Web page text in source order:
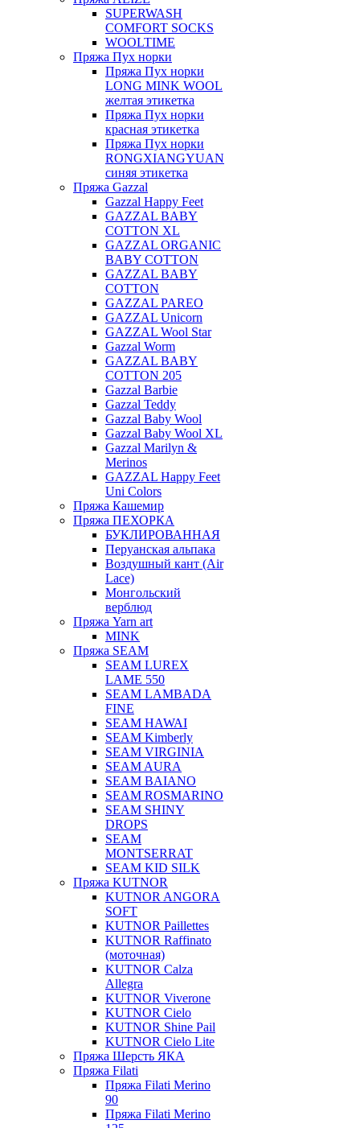
SUPERWASH
COMFORT SOCKS
WOOLTIME
Пряжа Пух норки
Пряжа Пух норки
LONG MINK WOOL
желтая этикетка
Пряжа Пух норки
красная этикетка
Пряжа Пух норки
RONGXIANGYUAN
синяя этикетка
Пряжа Gazzal
Gazzal Happy Feet
GAZZAL BABY
COTTON XL
GAZZAL ORGANIC
BABY COTTON
GAZZAL BABY
COTTON
GAZZAL PAREO
GAZZAL Unicorn
GAZZAL Wool Star
Gazzal Worm
GAZZAL BABY
COTTON 205
Gazzal Barbie
Gazzal Teddy
Gazzal Baby Wool
Gazzal Baby Wool XL
Gazzal Marilyn &
Merinos
GAZZAL Happy Feet
Uni Colors
Пряжа Кашемир
Пряжа ПЕХОРКА
БУКЛИРОВАННАЯ
Перуанская альпака
Воздушный кант (Air
Lace)
Монгольский
верблюд
Пряжа Yarn art
MINK
Пряжа SEAM
SEAM LUREX
LAME 550
SEAM LAMBADA
FINE
SEAM HAWAI
SEAM Kimberly
SEAM VIRGINIA
SEAM AURA
SEAM BAIANO
SEAM ROSMARINO
SEAM SHINY
DROPS
SEAM
MONTSERRAT
SEAM KID SILK
Пряжа KUTNOR
KUTNOR ANGORA
SOFT
KUTNOR Paillettes
KUTNOR Raffinato
(моточная)
KUTNOR Calza
Allegra
KUTNOR Viverone
KUTNOR Cielo
KUTNOR Shine Pail
KUTNOR Cielo Lite
Пряжа Шерсть ЯКА
Пряжа Filati
Пряжа Filati Merino
90
Пряжа Filati Merino